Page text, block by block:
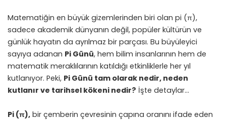
Matematiğin en büyük gizemlerinden biri olan pi (π),
sadece akademik dünyanın değil, popüler kültürün ve
günlük hayatın da ayrılmaz bir parçası. Bu büyüleyici
sayıya adanan Pi Günü, hem bilim insanlarının hem de
matematik meraklılarının katıldığı etkinliklerle her yıl
kutlanıyor. Peki, Pi Günü tam olarak nedir, neden
kutlanır ve tarihsel kökeni nedir? İşte detaylar…
Pi (π), bir çemberin çevresinin çapına oranını ifade eden